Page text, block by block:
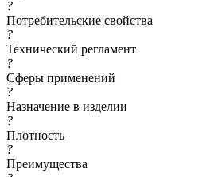
?
Потребительские свойства
?
Технический регламент
?
Сферы применений
?
Назначение в изделии
?
Плотность
?
Преимущества